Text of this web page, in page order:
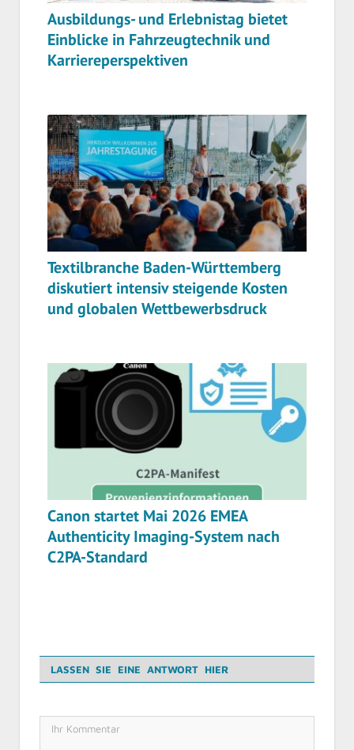
Ausbildungs- und Erlebnistag bietet
Einblicke in Fahrzeugtechnik und
Karriereperspektiven
Textilbranche Baden-Württemberg
diskutiert intensiv steigende Kosten
und globalen Wettbewerbsdruck
Canon startet Mai 2026 EMEA
Authenticity Imaging-System nach
C2PA-Standard
LASSEN SIE EINE ANTWORT HIER